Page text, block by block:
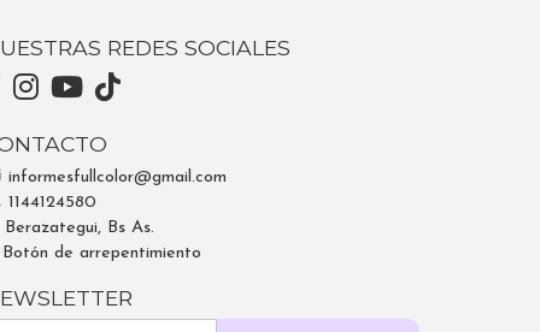
REDES SOCIALES
informesfullcolor@gmail.com
1144124580
Berazategui, Bs As.
Botón de arrepentimiento